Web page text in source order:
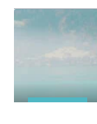
TOURISME